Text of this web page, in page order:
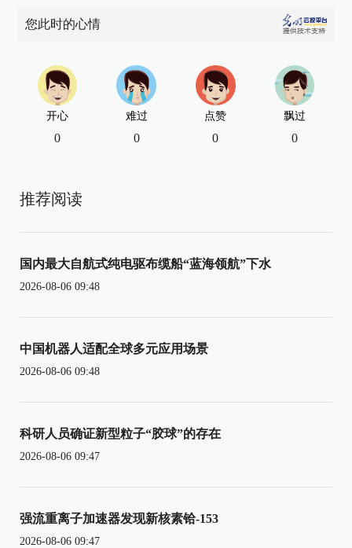
您此时的心情
开心
0
难过
0
点赞
0
飘过
0
推荐阅读
国内最大自航式纯电驱布缆船“蓝海领航”下水
2026-08-06 09:48
中国机器人适配全球多元应用场景
2026-08-06 09:48
科研人员确证新型粒子“胶球”的存在
2026-08-06 09:47
强流重离子加速器发现新核素铪-153
2026-08-06 09:47